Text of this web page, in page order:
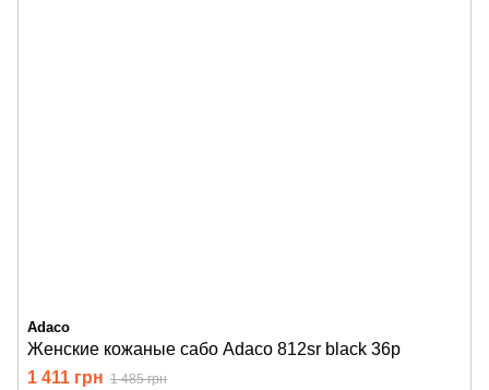
Adaco
Женские кожаные сабо Adaco 812sr black 36р
1 411 грн 1 485 грн